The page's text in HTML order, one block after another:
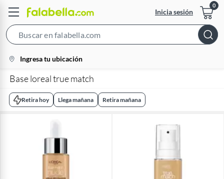
Inicia sesión
Bar
location-
icon
Ingresa tu ubicación
Base loreal true match
Retira hoy Llega mañana Retira mañana